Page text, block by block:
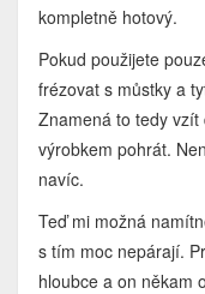
kompletně hotový.
Pokud použijete
frézovat s můstky a
Znamená to tedy
výrobkem pohrát.
navíc.
Teď mi možná
s tím moc nepárají.
hloubce a on někam